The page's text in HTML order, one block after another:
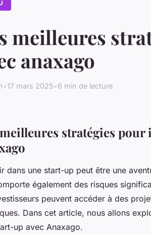
meilleures
anaxago
•17 mars 2025•6 min de lecture
stratégies
dans une start-up peut être une
également des risques
peuvent accéder à des
Dans cet article, nous allons
up avec Anaxago.